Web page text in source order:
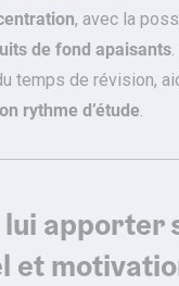
, avec la
de fond apaisants
temps de révision,
rythme d’étude.
lui apporter
et